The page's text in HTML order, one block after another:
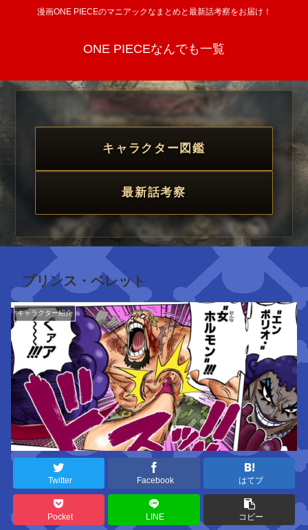
漫画ONE PIECEのマニアックなまとめと最新話考察をお届け！
ONE PIECEなんでも一覧
キャラクター図鑑
最新話考察
プリンス・ベレット
キャラクター紹介
Twitter Facebook はてブ
Pocket LINE コピー